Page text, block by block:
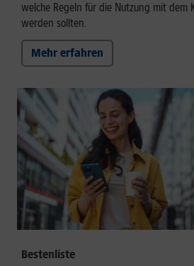
welche Regeln für die Nutzung mit dem
werden sollten.
Mehr erfahren
Bestenliste